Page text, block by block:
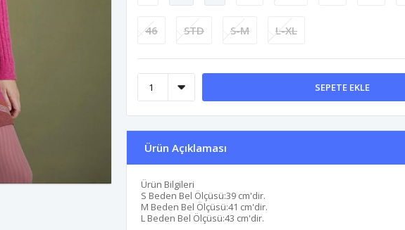
46 STD S-M L-XL
SEPETE EKLE
Ürün Açıklaması
Ürün Bilgileri
S Beden Bel Ölçüsü:39 cm'dir.
M Beden Bel Ölçüsü:41 cm'dir.
L Beden Bel Ölçüsü:43 cm'dir.